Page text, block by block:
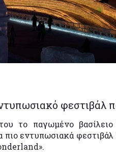
φεστιβάλ
το παγωμένο
πιο εντυπωσιακά